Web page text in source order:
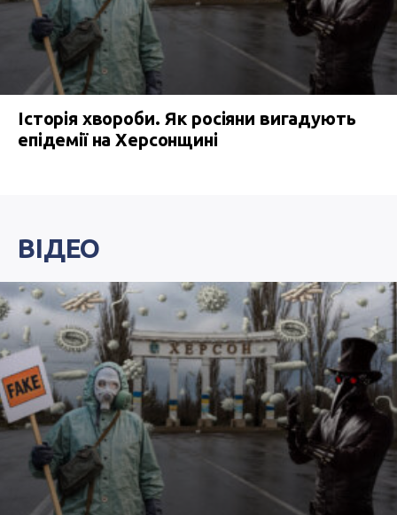
Історія хвороби. Як росіяни вигадують
епідемії на Херсонщині
ВІДЕО